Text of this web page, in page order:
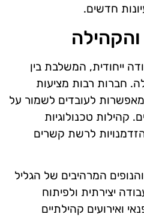
חדשים.
ייחודית, המשלבת בין
חברות רבות מציעות
לעובדים לשמור על
קהילות טכנולוגיות
הזדמנויות לרשת קשרים
המרהיבים של הגליל
יצירתית ולפיתוח
ואירועים קהילתיים